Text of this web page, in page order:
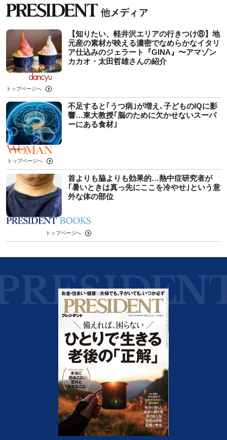
【知りたい、軽井沢エリアの行きつけ⑧】地
元産の素材が映える濃密でなめらかなイタリ
ア仕込みのジェラート『GINA』〜アマゾン
カカオ・太田哲雄さんの紹介
トップページへ
不足すると｢うつ病｣が増え､子どものIQに影
響…東大教授｢脳のために欠かせないスーパ
ーにある食材｣
トップページへ
首よりも脇よりも効果的…熱中症研究者が
｢暑いときは真っ先にここを冷やせ｣という意
外な体の部位
トップページへ